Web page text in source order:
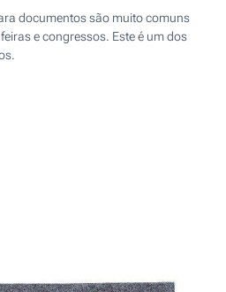
documentos são muito comuns
e congressos. Este é um dos